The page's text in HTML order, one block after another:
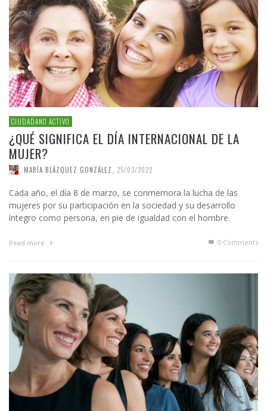
CIUDADANO ACTIVO
¿QUÉ SIGNIFICA EL DÍA INTERNACIONAL DE LA
MUJER?
MARÍA BLÁZQUEZ GONZÁLEZ 25/03/2022
Cada año, el día 8 de marzo, se conmemora la lucha de las
mujeres por su participación en la sociedad y su desarrollo
íntegro como persona, en pie de igualdad con el hombre.
Read more 0 Comments